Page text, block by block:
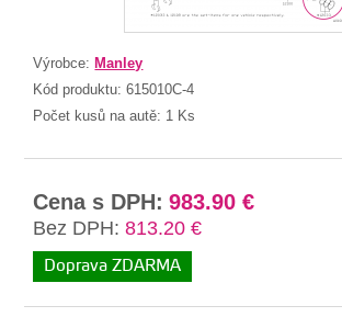
Výrobce:Manley
Kód produktu:615010C-4
Počet kusů na autě: 1 Ks
Cena s DPH: 983.90 €
Bez DPH: 813.20 €
Doprava ZDARMA